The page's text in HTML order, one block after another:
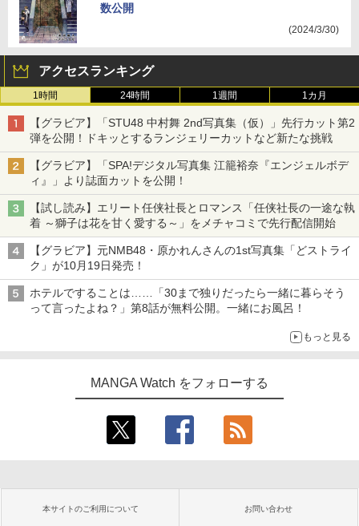
数公開
(2024/3/30)
アクセスランキング
1時間 24時間 1週間 1カ月
【グラビア】「STU48 中村舞 2nd写真集（仮）」先行カット第2
弾を公開！ドキッとするランジェリーカットなど新たな挑戦
【グラビア】「SPA!デジタル写真集 江籠裕奈『エンジェルボデ
ィ』」より誌面カットを公開！
【試し読み】エリート任侠社長とロマンス「任侠社長の一途な執
着 ～獅子は花を甘く愛する～」をメチャコミで先行配信開始
【グラビア】元NMB48・原かれんさんの1st写真集「どストライ
ク」が10月19日発売！
ホテルですることは……「30まで独りだったら一緒に暮らそう
って言ったよね？」第8話が無料公開。一緒にお風呂！
もっと見る
MANGA Watch をフォローする
本サイトのご利用について お問い合わせ